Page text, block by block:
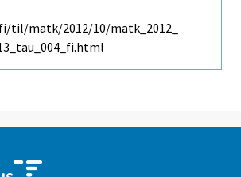
til/matk/2012/10/matk_2012_